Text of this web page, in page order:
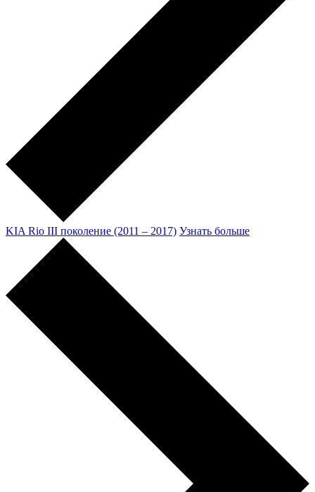
KIA Rio III поколение (2011 – 2017) Узнать больше